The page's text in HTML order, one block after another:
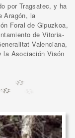
por Tragsatec, y ha
Aragón, la
Foral de Gipuzkoa,
de Vitoria-
Valenciana,
la Asociación Visón